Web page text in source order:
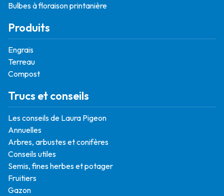
Bulbes à floraison printanière
Produits
Engrais
Terreau
Compost
Trucs et conseils
Les conseils de Laura Pigeon
Annuelles
Arbres, arbustes et conifères
Conseils utiles
Semis, fines herbes et potager
Fruitiers
Gazon